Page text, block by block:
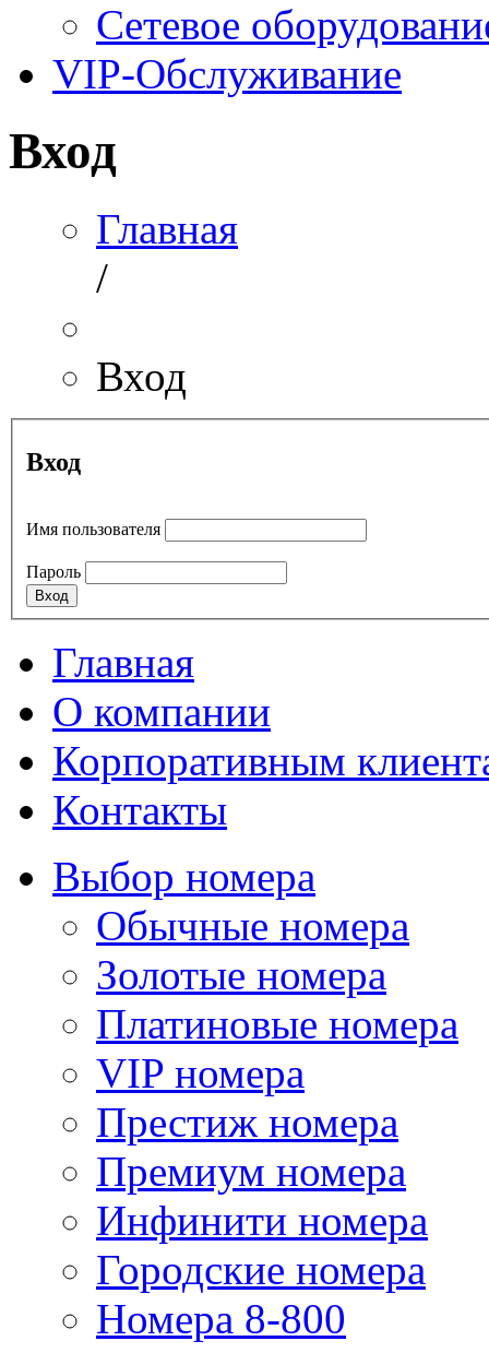
Сетевое
VIP-Обслуживание
Вход
Главная
/
Вход
Вход
Имя пользователя
Пароль
Главная
О компании
Корпоративным
Контакты
Выбор номера
Обычные номера
Золотые номера
Платиновые номера
VIP номера
Престиж номера
Премиум номера
Инфинити номера
Городские номера
Номера 8-800